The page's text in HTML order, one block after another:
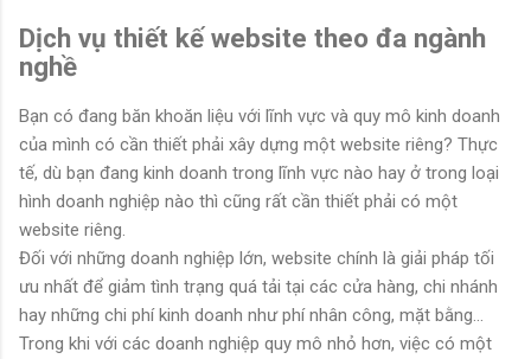
Dịch vụ thiết kế website theo đa ngành
nghề
Bạn có đang băn khoăn liệu với lĩnh vực và quy mô kinh doanh
của mình có cần thiết phải xây dựng một website riêng? Thực
tế, dù bạn đang kinh doanh trong lĩnh vực nào hay ở trong loại
hình doanh nghiệp nào thì cũng rất cần thiết phải có một
website riêng.
Đối với những doanh nghiệp lớn, website chính là giải pháp tối
ưu nhất để giảm tình trạng quá tải tại các cửa hàng, chi nhánh
hay những chi phí kinh doanh như phí nhân công, mặt bằng...
Trong khi với các doanh nghiệp quy mô nhỏ hơn, việc có một